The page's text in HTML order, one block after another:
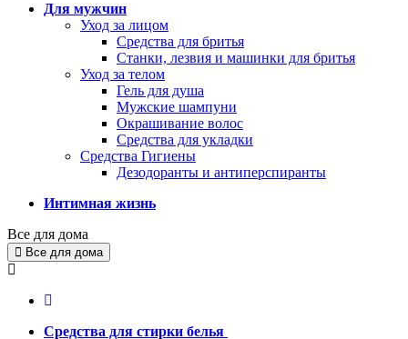
Для мужчин
Уход за лицом
Средства для бритья
Станки, лезвия и машинки для бритья
Уход за телом
Гель для душа
Мужские шампуни
Окрашивание волос
Средства для укладки
Средства Гигиены
Дезодоранты и антиперспиранты
Интимная жизнь
Все для дома
Все для дома
Средства для стирки белья